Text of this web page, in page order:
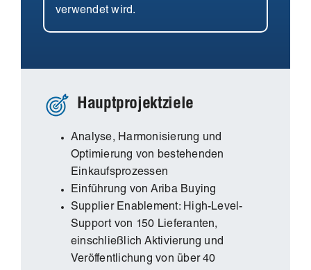
verwendet wird.
Hauptprojektziele
Analyse, Harmonisierung und
Optimierung von bestehenden
Einkaufsprozessen
Einführung von Ariba Buying
Supplier Enablement: High-Level-
Support von 150 Lieferanten,
einschließlich Aktivierung und
Veröffentlichung von über 40